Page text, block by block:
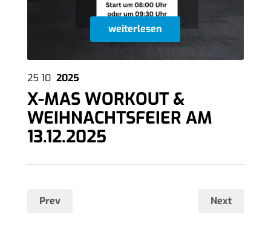
weiterlesen
25 10 2025
X-MAS WORKOUT &
WEIHNACHTSFEIER AM
13.12.2025
Prev Next